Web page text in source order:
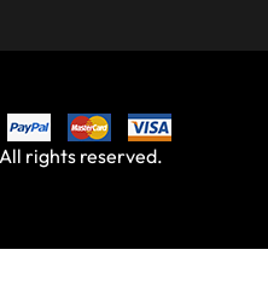
rights reserved.